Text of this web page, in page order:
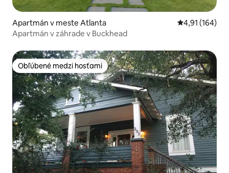
Apartmán v meste Atlanta Priemerné
4,91 (164)
Apartmán v záhrade v Buckhead
Obľúbené medzi hosťami
Obľúbené medzi hosťami